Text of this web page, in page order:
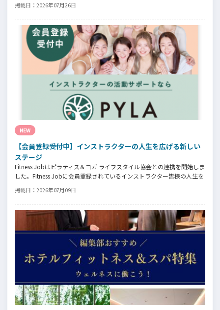
ナルジム「ファントレイン」代表近藤健祐さんにインタビュー。
フィットネスクラブのキャンペーンや違約金制度はお客様を大切にする
仕組みだろうか！？資金が底をつく恐怖と闘いながらもお客様との絆を
築き上げた秘訣とは？
掲載日： 2026年07月26日
NEW
【会員登録受付中】インストラクターの人生を広げる新しい
ステージ
Fitness Jobはピラティス＆ヨガ ライフスタイル協会との連携を開始しま
した。Fitness Jobに会員登録されているインストラクター皆様の人生を
す。
掲載日： 2026年07月09日